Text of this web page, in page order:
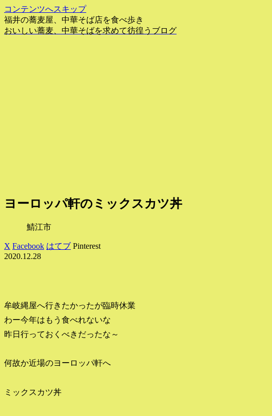
コンテンツへスキップ
福井の蕎麦屋、中華そば店を食べ歩き
おいしい蕎麦、中華そばを求めて彷徨うブログ
ヨーロッパ軒のミックスカツ丼
鯖江市
X Facebook はてブ Pinterest
2020.12.28
牟岐縄屋へ行きたかったが臨時休業
わー今年はもう食べれないな
昨日行っておくべきだったな～
何故か近場のヨーロッパ軒へ
ミックスカツ丼